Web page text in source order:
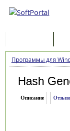
Программы для
Hash
Описание